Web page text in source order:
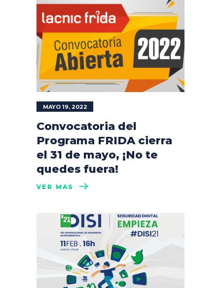
MAYO 19, 2022
Convocatoria del
Programa FRIDA cierra
el 31 de mayo, ¡No te
quedes fuera!
VER MÁS